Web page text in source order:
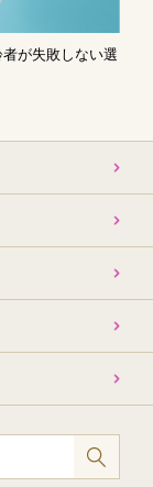
者が失敗しない選